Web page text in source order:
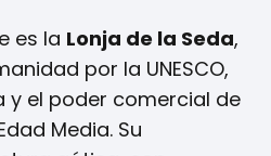
es la Lonja de la Seda,
por la UNESCO,
y el poder comercial de
Media. Su